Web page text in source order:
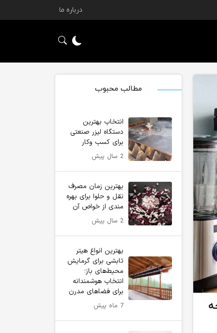
درباره ما
مطالب محبوب
انتخاب بهترین
دستگاه لیزر صنعتی
برای کسب وکار
2 سال پیش
بهترین زمان مصرف
نقل و حلوا برای بهره
مندی از خواص آن
2 سال پیش
بهترین انواع هیتر
تابشی برای گرمایش
محیط‌های باز؛
انتخاب هوشمندانه
برای فضاهای مدرن
7 ماه پیش